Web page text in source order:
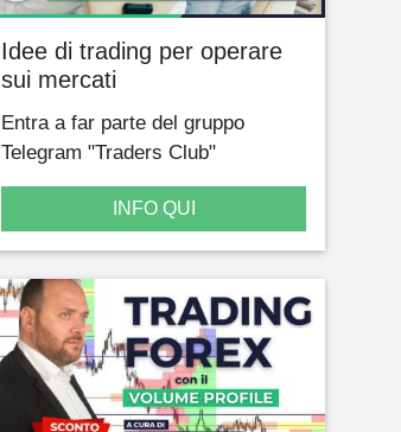
Idee di trading per operare
sui mercati
Entra a far parte del gruppo
Telegram "Traders Club"
INFO QUI